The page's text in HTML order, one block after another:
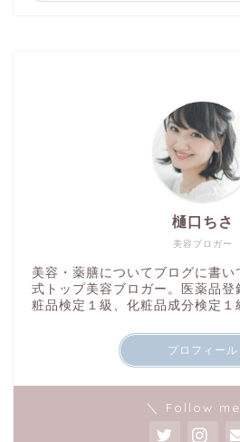
美容ブロガー
樋口ちさ
美容・薬膳についてブログに書
式トップ美容ブロガー。医薬品
粧品検定１級、化粧品成分検定１
プロフィール
＼ Follow